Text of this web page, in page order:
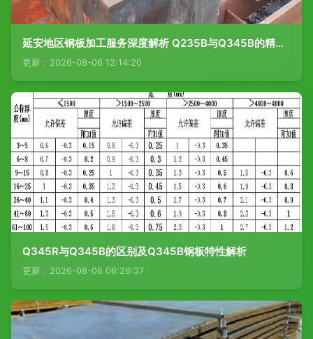
延安地区钢板加工服务深度解析 Q235B与Q345B的精准切割与成型工艺
更新：2026-08-06 12:14:20
Q345R与Q345B的区别及Q345B钢板特性解析
更新：2026-08-06 06:26:37